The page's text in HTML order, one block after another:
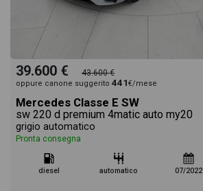
39.600 € 43.600 €
oppure canone suggerito 441€/mese
Mercedes Classe E SW
sw 220 d premium 4matic auto my20
grigio automatico
Pronta consegna
diesel automatico 07/2022